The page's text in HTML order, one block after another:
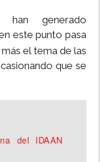
generado
este punto pasa
más el tema de las
que se
del IDAAN